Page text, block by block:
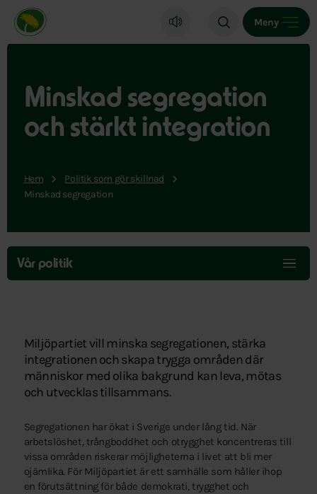
Miljöpartiet de gröna, startsida
Meny
Minskad segregation
och stärkt integration
Hem
Politik som gör skillnad
Minskad segregation
Hoppa
över
menyn
Vår politik
Miljöpartiet vill minska segregationen, stärka
integrationen och skapa trygga områden där
människor med olika bakgrund kan leva, mötas
och utvecklas tillsammans.
Segregationen har ökat i Sverige under lång tid. När
arbetslöshet, trångboddhet och otrygghet koncentreras till
vissa områden riskerar möjligheterna i livet att bli mer
ojämlika. För Miljöpartiet är ett samhälle som håller ihop
en förutsättning för både demokrati, trygghet och